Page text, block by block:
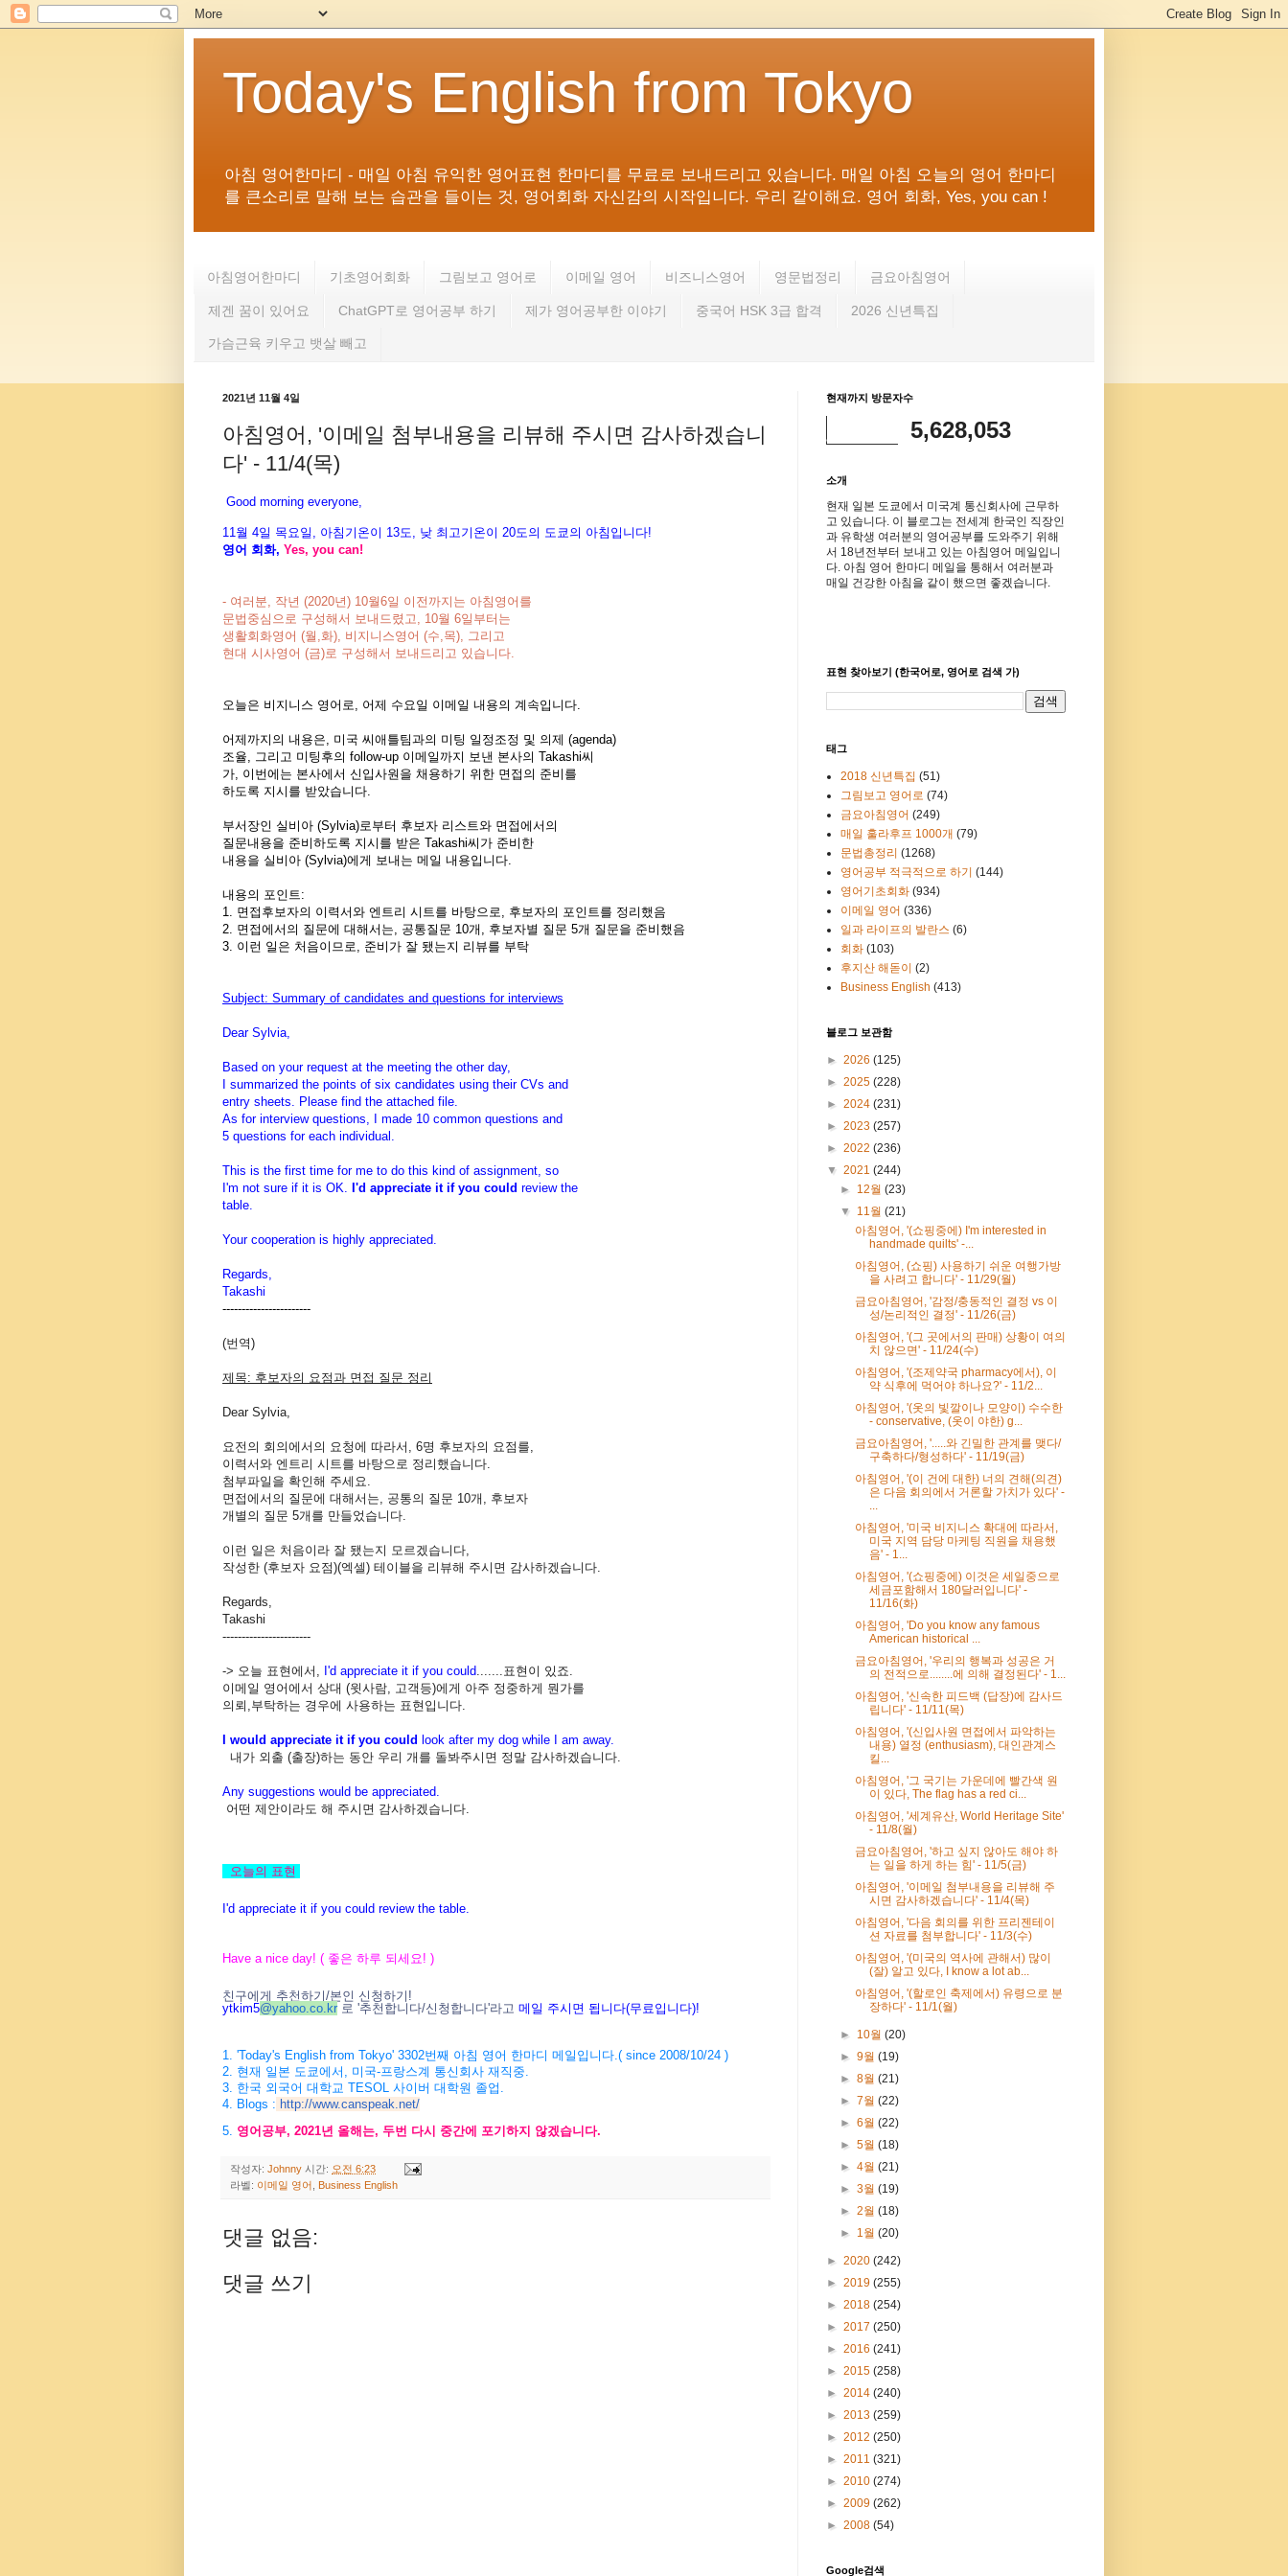
Today's English from Tokyo
아침 영어한마디 - 매일 아침 유익한 영어표현 한마디를 무료로 보내드리고 있습니다. 매일 아침 오늘의 영어 한마디
를 큰소리로 말해 보는 습관을 들이는 것, 영어회화 자신감의 시작입니다. 우리 같이해요. 영어 회화, Yes, you can !
아침영어한마디 기초영어회화 그림보고 영어로 이메일 영어 비즈니스영어 영문법정리 금요아침영어
제겐 꿈이 있어요 ChatGPT로 영어공부 하기 제가 영어공부한 이야기 중국어 HSK 3급 합격 2026 신년특집
가슴근육 키우고 뱃살 빼고
2021년 11월 4일
아침영어, '이메일 첨부내용을 리뷰해 주시면 감사하겠습니
다' - 11/4(목)
Good morning everyone,
11월 4일 목 요 일, 아침기온이 13도 , 낮 최고기온이 20도의 도쿄의 아침입니다!
영어 회화, Yes, you can!
- 여러분, 작년 (2020년) 10월6일 이전까지는 아침영어를
문법중심으로 구성해서 보내드렸고, 10월 6일부터는
생활회화영어 (월,화), 비지니스영어 (수,목), 그리고
현대 시사영어 (금)로 구성해서 보내드리고 있습니다.
오늘은 비지니스 영어로, 어제 수요일 이메일 내용의 계속입니다.
어제까지의 내용은, 미국 씨애틀팀과의 미팅 일정조정 및 의제 (agenda)
조율, 그리고 미팅후의 follow-up 이메일까지 보낸 본사의 Takashi씨
가, 이번에는 본사에서 신입사원을 채용하기 위한 면접의 준비를
하도록 지시를 받았습니다.
부서장인 실비아 (Sylvia)로부터 후보자 리스트와 면접에서의
질문내용을 준비하도록 지시를 받은 Takashi씨가 준비한
내용을 실비아 (Sylvia)에게 보내는 메일 내용입니다.
내용의 포인트:
1. 면접후보자의 이력서와 엔트리 시트를 바탕으로, 후보자의 포인트를 정리했음
2. 면접에서의 질문에 대해서는, 공통질문 10개, 후보자별 질문 5개 질문을 준비했음
3. 이런 일은 처음이므로, 준비가 잘 됐는지 리뷰를 부탁
Subject: Summary of candidates and questions for interviews
Dear Sylvia,
Based on your request at the meeting the other day,
I summarized the points of six candidates using their CVs and
entry sheets. Please find the attached file.
As for interview questions, I made 10 common questions and
5 questions for each individual.
This is the first time for me to do this kind of assignment, so
I'm not sure if it is OK. I'd appreciate it if you could review the
table.
Your cooperation is highly appreciated.
Regards,
Takashi
-----------------------
(번역)
제목: 후보자의 요점과 면접 질문 정리
Dear Sylvia,
요전의 회의에서의 요청에 따라서, 6명 후보자의 요점를,
이력서와 엔트리 시트를 바탕으로 정리했습니다.
첨부파일을 확인해 주세요.
면접에서의 질문에 대해서는, 공통의 질문 10개, 후보자
개별의 질문 5개를 만들었습니다.
이런 일은 처음이라 잘 됐는지 모르겠습니다,
작성한 (후보자 요점)(엑셀) 테이블을 리뷰해 주시면 감사하겠습니다.
Regards,
Takashi
-----------------------
-> 오늘 표현에서, I'd appreciate it if you could .......표현이 있죠.
이메일 영어에서 상대 (윗사람, 고객등)에게 아주 정중하게 뭔가를
의뢰,부탁하는 경우에 사용하는 표현입니다.
I would appreciate it if you could look after my dog while I am away.
내가 외출 (출장)하는 동안 우리 개를 돌봐주시면 정말 감사하겠습니다.
Any suggestions would be appreciated.
어떤 제안이라도 해 주시면 감사하겠습니다.
오늘의 표현
I'd appreciate it if you could review the table.
Have a nice day! ( 좋은 하루 되세요! )
친구에게 추천하기/본인 신청하기!
ytkim5@yahoo.co.kr 로 '추천합니다/신청합니다'라고 메일 주시면 됩니다(무료입니다)!
1. 'Today's English from Tokyo' 3302번째 아침 영어 한마디 메일입니다.( since 2008/10/24 )
2. 현재 일본 도쿄에서, 미국-프랑스계 통신회사 재직중.
3. 한국 외국어 대학교 TESOL 사이버 대학원 졸업.
4. Blogs : http://www.canspeak.net/
5. 영어공부, 2021년 올해는, 두번 다시 중간에 포기하지 않겠습니다.
작성자: Johnny 시간: 오전 6:23
라벨: 이메일 영어 Business English
댓글 없음:
댓글 쓰기
현재까지 방문자수
5,628,053
소개
현재 일본 도쿄에서 미국계 통신회사에 근무하
고 있습니다. 이 블로그는 전세계 한국인 직장인
과 유학생 여러분의 영어공부를 도와주기 위해
서 18년전부터 보내고 있는 아침영어 메일입니
다. 아침 영어 한마디 메일을 통해서 여러분과
매일 건강한 아침을 같이 했으면 좋겠습니다.
표현 찾아보기 (한국어로, 영어로 검색 가)
태그
2018 신년특집 (51)
그림보고 영어로 (74)
금요아침영어 (249)
매일 훌라후프 1000개 (79)
문법총정리 (1268)
영어공부 적극적으로 하기 (144)
영어기초회화 (934)
이메일 영어 (336)
일과 라이프의 발란스 (6)
회화 (103)
후지산 해돋이 (2)
Business English (413)
블로그 보관함
► 2026 (125)
► 2025 (228)
► 2024 (231)
► 2023 (257)
► 2022 (236)
▼ 2021 (244)
► 12월(23)
▼ 11월(21)
아침영어, '(쇼핑중에) I'm interested in
handmade quilts' -...
아침영어, (쇼핑) 사용하기 쉬운 여행가방
을 사려고 합니다' - 11/29(월)
금요아침영어, '감정/충동적인 결정 vs 이
성/논리적인 결정' - 11/26(금)
아침영어, '(그 곳에서의 판매) 상황이 여의
치 않으면' - 11/24(수)
아침영어, '(조제약국 pharmacy에서), 이
약 식후에 먹어야 하나요?' - 11/2...
아침영어, '(옷의 빛깔이나 모양이) 수수한
- conservative, (옷이 야한) g...
금요아침영어, '.....와 긴밀한 관계를 맺다/
구축하다/형성하다' - 11/19(금)
아침영어, '(이 건에 대한) 너의 견해(의견)
은 다음 회의에서 거론할 가치가 있다' -
아침영어, '미국 비지니스 확대에 따라서,
미국 지역 담당 마케팅 직원을 채용했
음' - 1...
아침영어, '(쇼핑중에) 이것은 세일중으로
세금포함해서 180달러입니다' -
11/16(화)
아침영어, 'Do you know any famous
American historical ...
금요아침영어, '우리의 행복과 성공은 거
의 전적으로........에 의해 결정된다' - 1...
아침영어, '신속한 피드백 (답장)에 감사드
립니다' - 11/11(목)
아침영어, '(신입사원 면접에서 파악하는
내용) 열정 (enthusiasm), 대인관계스
킬...
아침영어, '그 국기는 가운데에 빨간색 원
이 있다, The flag has a red ci...
아침영어, '세계유산, World Heritage Site'
- 11/8(월)
금요아침영어, '하고 싶지 않아도 해야 하
는 일을 하게 하는 힘' - 11/5(금)
아침영어, '이메일 첨부내용을 리뷰해 주
시면 감사하겠습니다' - 11/4(목)
아침영어, '다음 회의를 위한 프리젠테이
션 자료를 첨부합니다' - 11/3(수)
아침영어, '(미국의 역사에 관해서) 많이
(잘) 알고 있다, I know a lot ab...
아침영어, '(할로인 축제에서) 유령으로 분
장하다' - 11/1(월)
► 10월(20)
►9월(19)
►8월(21)
►7월(22)
►6월(22)
►5월(18)
►4월(21)
►3월(19)
►2월(18)
► 1월(20)
► 2020 (242)
► 2019 (255)
► 2018 (254)
► 2017 (250)
► 2016 (241)
► 2015 (258)
► 2014 (240)
► 2013 (259)
► 2012 (250)
► 2011 (321)
► 2010 (274)
► 2009 (262)
► 2008 (54)
Google검색